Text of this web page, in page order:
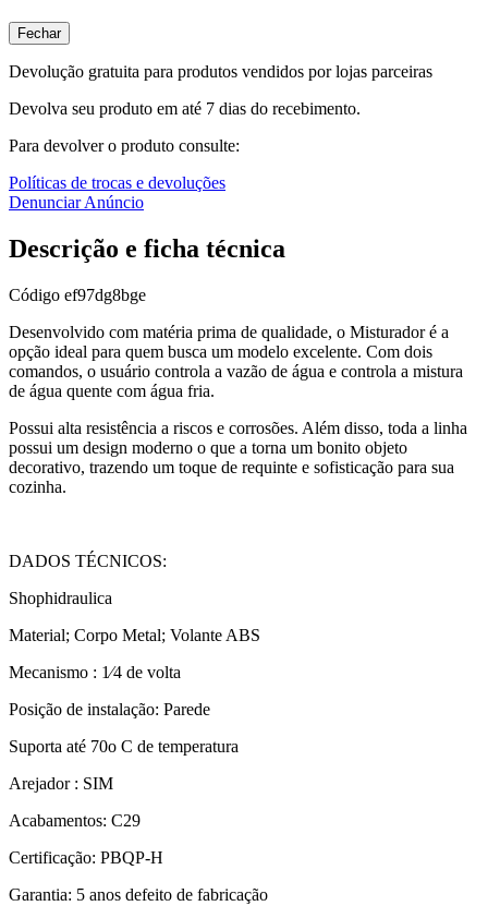
Fechar
Devolução gratuita para produtos vendidos por lojas parceiras
Devolva seu produto em até 7 dias do recebimento.
Para devolver o produto consulte:
Políticas de trocas e devoluções
Denunciar Anúncio
Descrição e ficha técnica
Código ef97dg8bge
Desenvolvido com matéria prima de qualidade, o Misturador é a
opção ideal para quem busca um modelo excelente. Com dois
comandos, o usuário controla a vazão de água e controla a mistura
de água quente com água fria.
Possui alta resistência a riscos e corrosões. Além disso, toda a linha
possui um design moderno o que a torna um bonito objeto
decorativo, trazendo um toque de requinte e sofisticação para sua
cozinha.
DADOS TÉCNICOS:
Shophidraulica
Material; Corpo Metal; Volante ABS
Mecanismo : 1⁄4 de volta
Posição de instalação: Parede
Suporta até 70o C de temperatura
Arejador : SIM
Acabamentos: C29
Certificação: PBQP-H
Garantia: 5 anos defeito de fabricação